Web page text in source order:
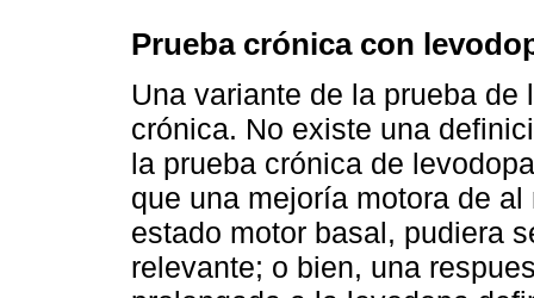
Prueba crónica con
Una variante de la prueba
crónica. No existe una
la prueba crónica de
que una mejoría motora de
estado motor basal, pudiera
relevante; o bien, una